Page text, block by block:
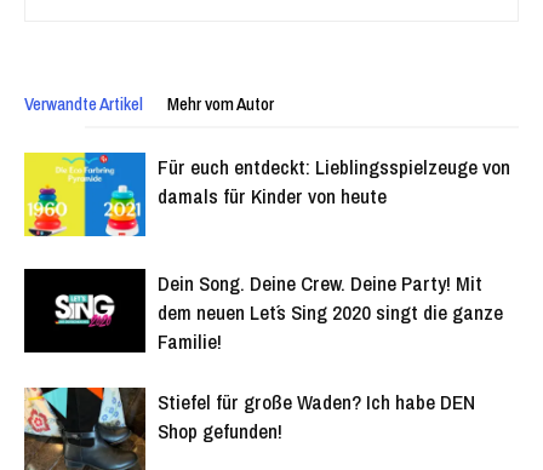
Verwandte Artikel Mehr vom Autor
Für euch entdeckt: Lieblingsspielzeuge von
damals für Kinder von heute
Dein Song. Deine Crew. Deine Party! Mit
dem neuen Let´s Sing 2020 singt die ganze
Familie!
Stiefel für große Waden? Ich habe DEN
Shop gefunden!